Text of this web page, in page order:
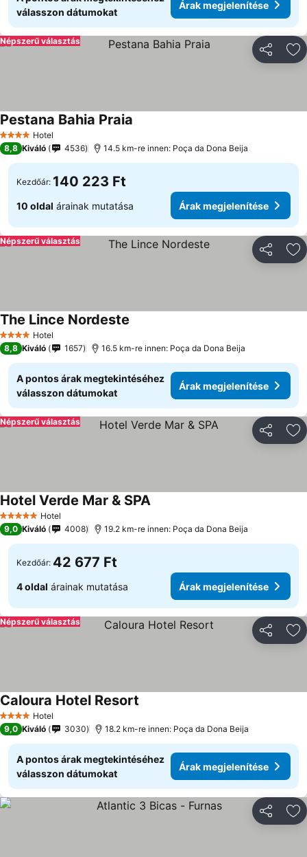
válasszon dátumokat
Árak megjelenítése
Népszerű választás
4 KategóriaHotel
Pestana Bahia Praia
8,8 Kiváló 4536 14.5 km-re innen: Poça da Dona Beija
Kezdőár: 140 223 Ft
10 oldal árainak mutatása Árak megjelenítése
Népszerű választás
4 KategóriaHotel
The Lince Nordeste
8,8 Kiváló 1657 16.5 km-re innen: Poça da Dona Beija
A pontos árak megtekintéséhez
válasszon dátumokat
Árak megjelenítése
Népszerű választás
5 KategóriaHotel
Hotel Verde Mar & SPA
9,0 Kiváló 4008 19.2 km-re innen: Poça da Dona Beija
Kezdőár: 42 677 Ft
4 oldal árainak mutatása Árak megjelenítése
Népszerű választás
4 KategóriaHotel
Caloura Hotel Resort
9,0 Kiváló 3030 18.2 km-re innen: Poça da Dona Beija
A pontos árak megtekintéséhez
válasszon dátumokat
Árak megjelenítése